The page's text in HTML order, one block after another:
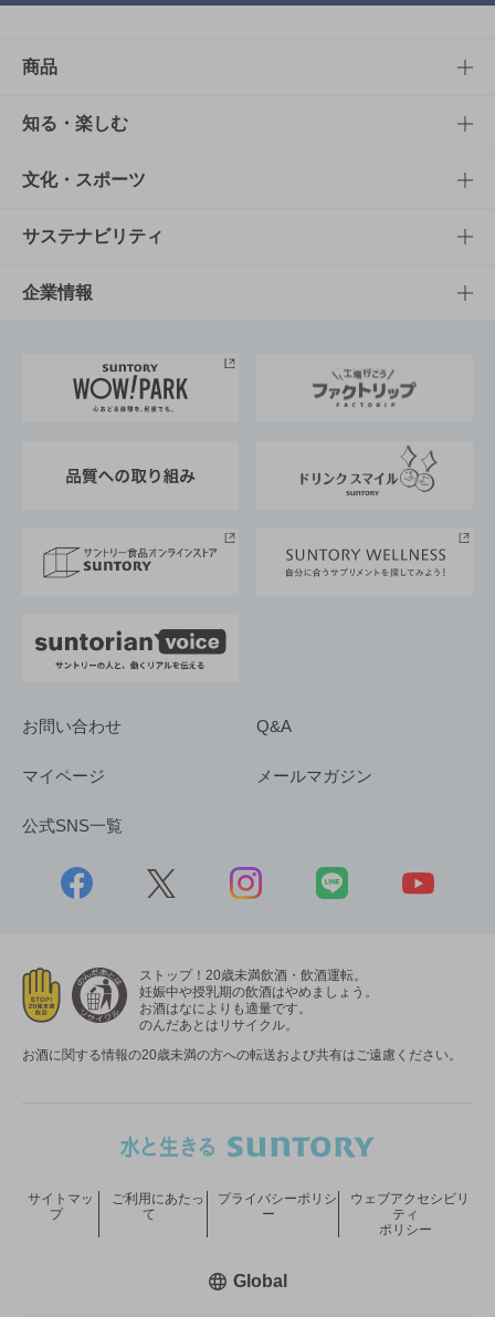
商品
商品TOP
商品一覧
商品発売情報
栄養成分一覧
知る・楽しむ
知る・楽しむTOP
キャンペーン
工場見学
地域情報
文化・スポーツ
文化・スポーツTOP
サントリーホール
サントリーサンバーズ大阪
サステナビリティ
サステナビリティTOP
サントリーが考えるサステナビリティ経営
企業情報
企業概要
採用情報
お問い合わせ Q&A
マイページ メールマガジン
公式SNS一覧
ストップ！20歳未満飲酒・飲酒運転。
妊娠中や授乳期の飲酒はやめましょう。
お酒はなによりも適量です。
のんだあとはリサイクル。
お酒に関する情報の20歳未満の方への転送および共有はご遠慮ください。
サイトマッ
プ
ご利用にあたっ
て
プライバシーポリシ
ー
ウェブアクセシビリ
ティ
ポリシー
Global新しいウィンドウで開く